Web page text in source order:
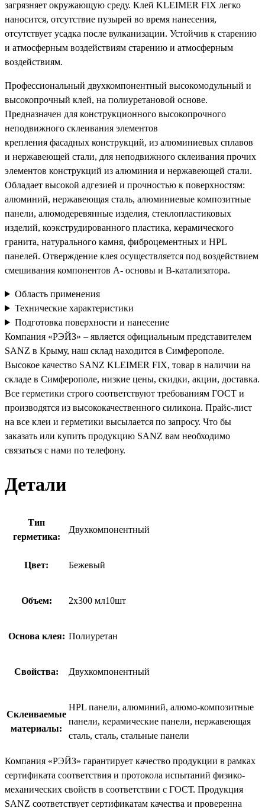
загрязняет окружающую среду. Клей KLEIMER FIX легко
наносится, отсутствие пузырей во время нанесения,
отсутствует усадка после вулканизации. Устойчив к старению
и атмосферным воздействиям старению и атмосферным
воздействиям.
Профессиональный двухкомпонентный высокомодульный и
высокопрочный клей, на полиуретановой основе.
Предназначен для конструкционного высокопрочного
неподвижного склеивания элементов
крепления фасадных конструкций, из алюминиевых сплавов
и нержавеющей стали, для неподвижного склеивания прочих
элементов конструкций из алюминия и нержавеющей стали.
Обладает высокой адгезией и прочностью к поверхностям:
алюминий, нержавеющая сталь, алюминиевые композитные
панели, алюмодеревянные изделия, стеклопластиковых
изделий, коэкструдированного пластика, керамического
гранита, натурального камня, фиброцементных и HPL
панелей. Отверждение клея осуществляется под воздействием
смешивания компонентов А- основы и В-катализатора.
Область применения
Технические характеристики
Подготовка поверхности и нанесение
Компания «РЭЙЗ» – является официальным представителем
SANZ в Крыму, наш склад находится в Симферополе.
Высокое качество SANZ KLEIMER FIX, товар в наличии на
складе в Симферополе, низкие цены, скидки, акции, доставка.
Все герметики строго соответствуют требованиям ГОСТ и
производятся из высококачественного силикона. Прайс-лист
на все клеи и герметики высылается по запросу. Что бы
заказать или купить продукцию SANZ вам необходимо
связаться с нами по телефону.
Детали
Тип
герметика:
Двухкомпонентный
Цвет: Бежевый
Объем: 2х300 мл10шт
Основа клея: Полиуретан
Свойства: Двухкомпонентный
Склеиваемые
материалы:
HPL панели, алюминий, алюмо-композитные
панели, керамические панели, нержавеющая
сталь, сталь, стальные панели
Компания «РЭЙЗ» гарантирует качество продукции в рамках
сертификата соответствия и протокола испытаний физико-
механических свойств в соответствии с ГОСТ. Продукция
SANZ соответствует сертификатам качества и проверенна